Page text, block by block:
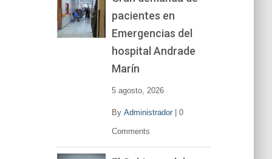
pacientes en
Emergencias del
hospital Andrade
Marín
5 agosto, 2026
By Administrador| 0
Comments